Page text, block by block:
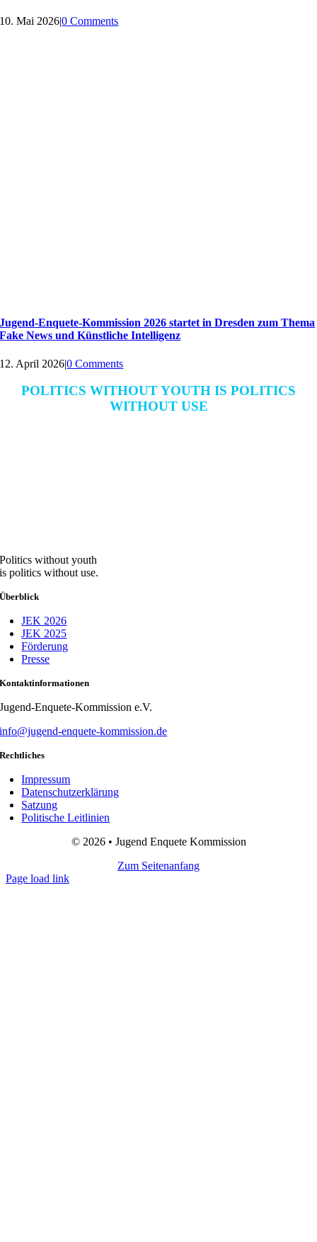
10. Mai 2026|0 Comments
Jugend-Enquete-Kommission 2026 startet in Dresden zum Thema
Fake News und Künstliche Intelligenz
12. April 2026|0 Comments
POLITICS WITHOUT YOUTH IS POLITICS
WITHOUT USE
Politics without youth
is politics without use.
Überblick
JEK 2026
JEK 2025
Förderung
Presse
Kontaktinformationen
Jugend-Enquete-Kommission e.V.
info@jugend-enquete-kommission.de
Rechtliches
Impressum
Datenschutzerklärung
Satzung
Politische Leitlinien
© 2026 • Jugend Enquete Kommission
Zum Seitenanfang
Page load link